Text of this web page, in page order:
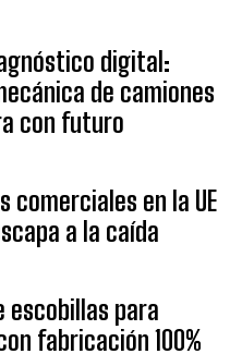
digital:
de camiones
con futuro
comerciales en la UE
a la caída
escobillas para
fabricación 100%